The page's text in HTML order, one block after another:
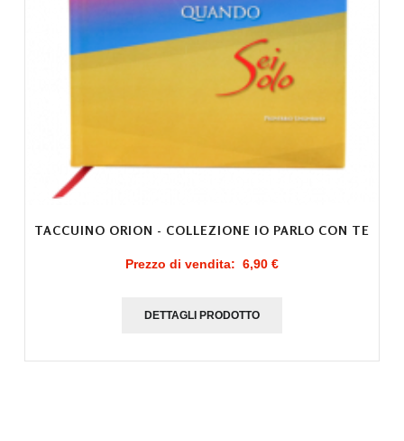
TACCUINO ORION - COLLEZIONE IO PARLO CON TE
Prezzo di vendita: 6,90 €
DETTAGLI PRODOTTO